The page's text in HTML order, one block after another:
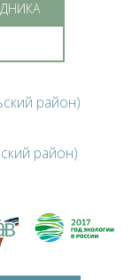
район)
район)